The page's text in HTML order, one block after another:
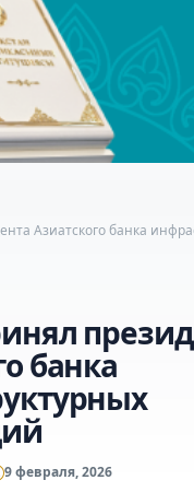
Азиатского банка
банка
9 февраля, 2026